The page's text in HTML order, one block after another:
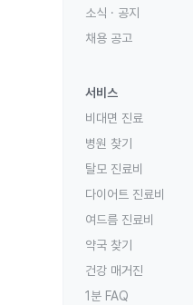
소식 · 공지
채용 공고
서비스
비대면 진료
병원 찾기
탈모 진료비
다이어트 진료비
여드름 진료비
약국 찾기
건강 매거진
1분 FAQ